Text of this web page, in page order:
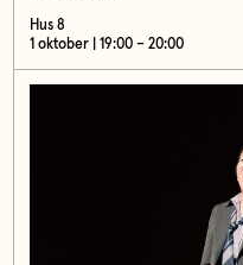
Hus 8
1 oktober | 19:00 – 20:00